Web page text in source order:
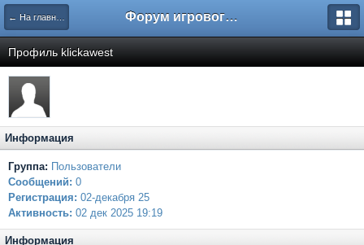
← На главную Форум игрового проекта Riverrise
Профиль klickawest
Информация
Группа: Пользователи
Сообщений: 0
Регистрация: 02-декабря 25
Активность: 02 дек 2025 19:19
Информация